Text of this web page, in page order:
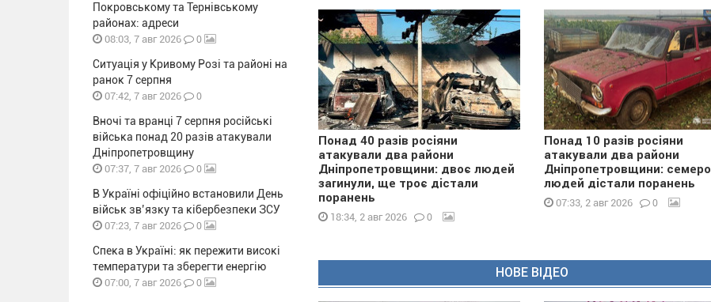
Покровському та Тернівському
районах: адреси
08:03, 7 авг 2026 0
Ситуація у Кривому Розі та районі на
ранок 7 серпня
07:42, 7 авг 2026 0
Вночі та вранці 7 серпня російські
війська понад 20 разів атакували
Дніпропетровщину
07:37, 7 авг 2026 0
В Україні офіційно встановили День
військ зв’язку та кібербезпеки ЗСУ
07:23, 7 авг 2026 0
Спека в Україні: як пережити високі
температури та зберегти енергію
07:00, 7 авг 2026 0
Понад 40 разів росіяни
атакували два райони
Дніпропетровщини: двоє людей
загинули, ще троє дістали
поранень
18:34, 2 авг 2026 0
Понад 10 разів росіяни
атакували два райони
Дніпропетровщини: семеро
людей дістали поранень
07:33, 2 авг 2026 0
НОВЕ ВІДЕО